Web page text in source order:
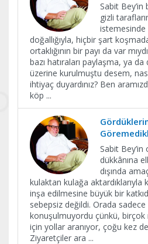
Sabit Bey’in
gizli
istemesinde
doğallığıyla, hiçbir şart
ortaklığının bir payı da var
bazı hatıraları paylaşma, ya
üzerine kurulmuştu desem,
ihtiyaç duyardınız? Ben
köp ...
Sabit
dükkânına
dışında
kulaktan kulağa aktardıklarıyla
inşa edilmesine büyük bir
sebepsiz değildi. Orada sadece
konuşulmuyordu çünkü, birçok
için yollar aranıyor, çoğu kez
Ziyaretçiler ara ...